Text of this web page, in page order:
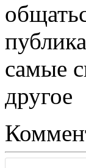
самые
другое